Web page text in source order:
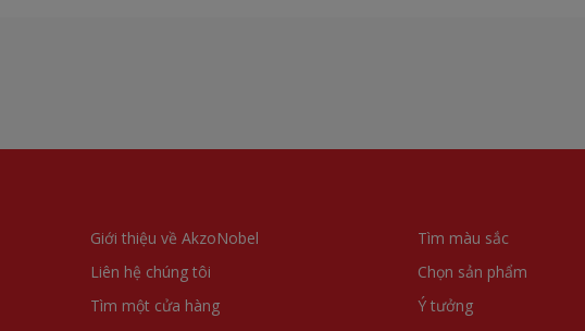
Giới thiệu về AkzoNobel
Liên hệ chúng tôi
Tìm một cửa hàng
Tìm màu sắc
Chọn sản phẩm
Ý tưởng